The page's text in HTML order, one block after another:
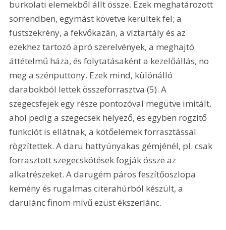
burkolati elemekből állt össze. Ezek meghatározott
sorrendben, egymást követve kerültek fel; a
füstszekrény, a fekvőkazán, a víztartály és az
ezekhez tartozó apró szerelvények, a meghajtó
áttételmű háza, és folytatásaként a kezelőállás, no
meg a szénputtony. Ezek mind, különálló
darabokból lettek összeforrasztva (5). A
szegecsfejek egy része pontozóval megütve imitált,
ahol pedig a szegecsek helyező, és egyben rögzítő
funkciót is ellátnak, a kötőelemek forrasztással
rögzítettek. A daru hattyúnyakas gémjénél, pl. csak
forrasztott szegecskötések fogják össze az
alkatrészeket. A darugém páros feszítőoszlopa
kemény és rugalmas citerahúrból készült, a
darulánc finom mívű ezüst ékszerlánc.